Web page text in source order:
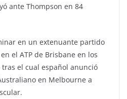
ante Thompson en 84
en un extenuante partido
el ATP de Brisbane en los
el cual español anunció
en Melbourne a